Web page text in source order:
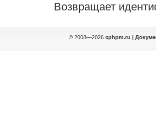
Возвращает
© 2008—2026 «phpm.ru |